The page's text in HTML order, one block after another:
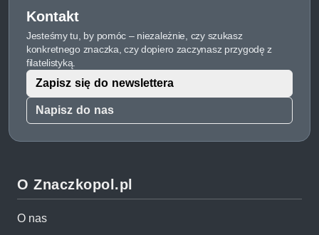
Kontakt
Jesteśmy tu, by pomóc – niezależnie, czy szukasz
konkretnego znaczka, czy dopiero zaczynasz przygodę z
filatelistyką.
Napisz do nas
Zapisz się do newslettera
O Znaczkopol.pl
O nas